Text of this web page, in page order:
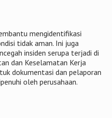
mengidentifikasi
tidak aman. Ini juga
insiden serupa terjadi di
dan Keselamatan Kerja
dokumentasi dan pelaporan
oleh perusahaan.